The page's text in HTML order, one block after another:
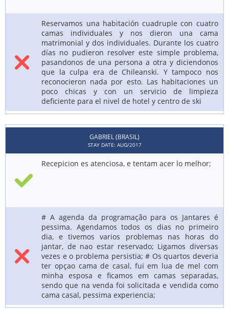
Reservamos una habitación cuadruple con cuatro
camas individuales y nos dieron una cama
matrimonial y dos individuales. Durante los cuatro
días no pudieron resolver este simple problema,
pasandonos de una persona a otra y diciendonos
que la culpa era de Chileanski. Y tampoco nos
reconocieron nada por esto. Las habitaciones un
poco chicas y con un servicio de limpieza
deficiente para el nivel de hotel y centro de ski
GABRIEL (BRASIL)
STAY DATE: AUG/2017
Recepicion es atenciosa, e tentam acer lo melhor;
# A agenda da programação para os Jantares é
pessima. Agendamos todos os dias no primeiro
dia, e tivemos varios problemas nas horas do
jantar, de nao estar reservado; Ligamos diversas
vezes e o problema persistia; # Os quartos deveria
ter opçao cama de casal, fui em lua de mel com
minha esposa e ficamos em camas separadas,
sendo que na venda foi solicitada e vendida como
cama casal, pessima experiencia;